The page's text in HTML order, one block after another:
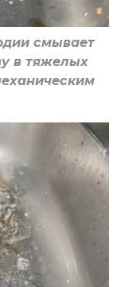
смывает
в тяжелых